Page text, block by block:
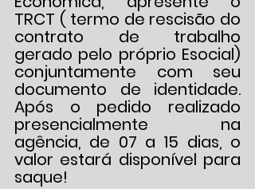
TRCT ( termo de rescisão do
contrato de trabalho
gerado pelo próprio Esocial)
conjuntamente com seu
documento de identidade.
Após o pedido realizado
presencialmente na
agência, de 07 a 15 dias, o
valor estará disponível para
saque!